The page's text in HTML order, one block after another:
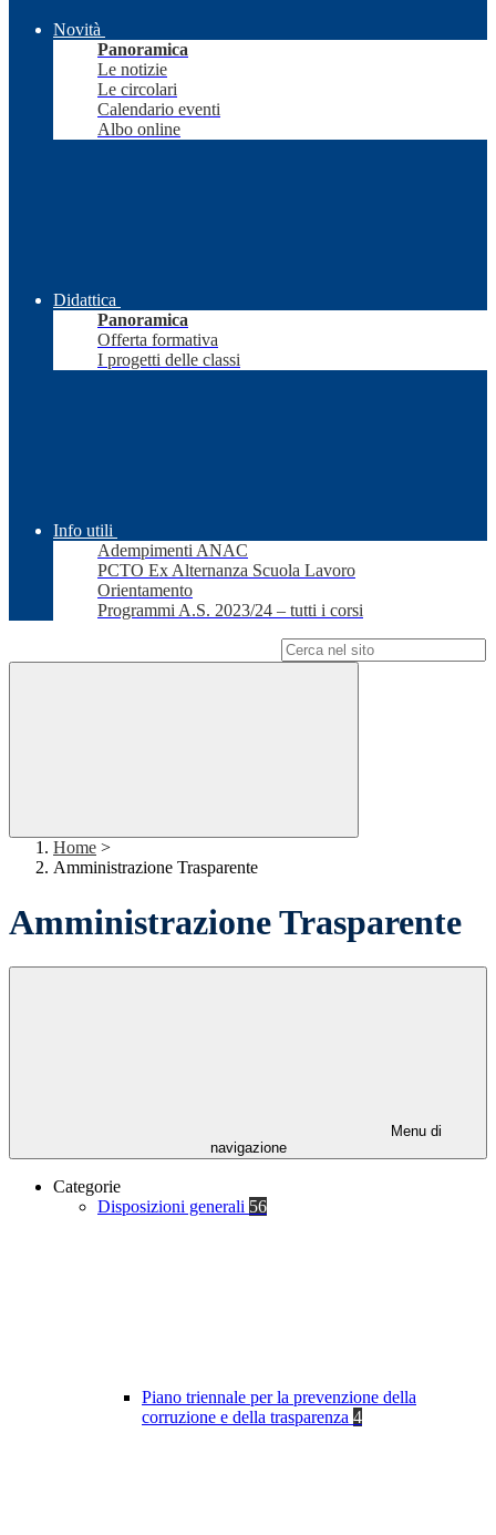
Novità
Panoramica
Le notizie
Le circolari
Calendario eventi
Albo online
Didattica
Panoramica
Offerta formativa
I progetti delle classi
Info utili
Adempimenti ANAC
PCTO Ex Alternanza Scuola Lavoro
Orientamento
Programmi A.S. 2023/24 – tutti i corsi
Home >
Amministrazione Trasparente
Amministrazione Trasparente
Menu di
navigazione
Categorie
Disposizioni generali 56
Piano triennale per la prevenzione della
corruzione e della trasparenza 4